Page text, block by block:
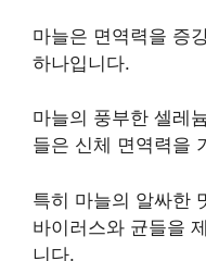
마늘은 면역력을 증
하나입니다.
마늘의 풍부한 셀레
들은 신체 면역력을
특히 마늘의 알싸한
바이러스와 균들을
니다.